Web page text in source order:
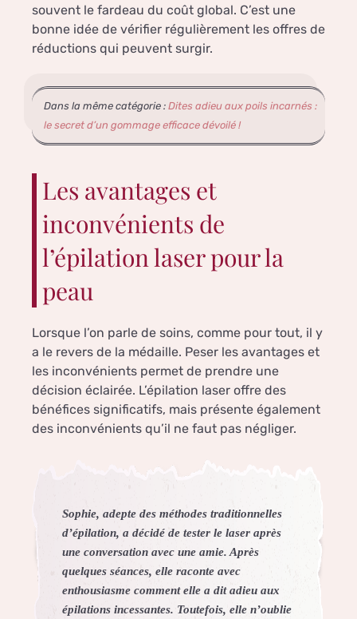
souvent le fardeau du coût global. C’est une
bonne idée de vérifier régulièrement les offres de
réductions qui peuvent surgir.
Dans la même catégorie : Dites adieu aux poils incarnés :
le secret d’un gommage efficace dévoilé !
Les avantages et
inconvénients de
l’épilation laser pour la
peau
Lorsque l’on parle de soins, comme pour tout, il y
a le revers de la médaille. Peser les avantages et
les inconvénients permet de prendre une
décision éclairée. L’épilation laser offre des
bénéfices significatifs, mais présente également
des inconvénients qu’il ne faut pas négliger.
Sophie, adepte des méthodes traditionnelles
d’épilation, a décidé de tester le laser après
une conversation avec une amie. Après
quelques séances, elle raconte avec
enthousiasme comment elle a dit adieu aux
épilations incessantes. Toutefois, elle n’oublie